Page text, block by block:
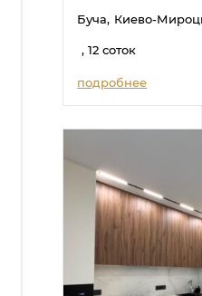
Буча, Киево-
, 12 соток
подробнее